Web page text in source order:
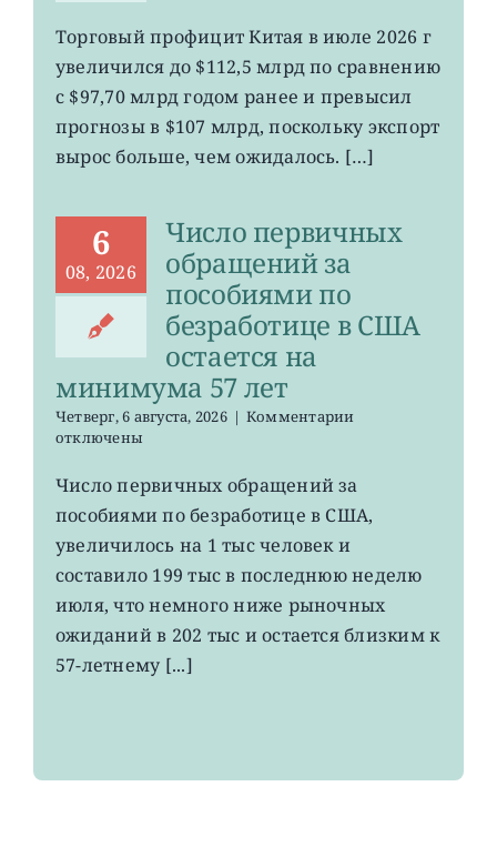
MCHI,
китайский
экспорт
почти
на
Торговый профицит Китая в июле 2026 г
увеличился до $112,5 млрд по сравнению
с $97,70 млрд годом ранее и превысил
прогнозы в $107 млрд, поскольку экспорт
вырос больше, чем ожидалось. […]
6
08, 2026
Число первичных
обращений за
пособиями по
безработице в США
остается на
минимума 57 лет
Четверг, 6 августа, 2026 | Комментариик
первичных
за
безработице
в
остается
отключены
Число первичных обращений за
пособиями по безработице в США,
увеличилось на 1 тыс человек и
составило 199 тыс в последнюю неделю
июля, что немного ниже рыночных
ожиданий в 202 тыс и остается близким к
57-летнему [...]